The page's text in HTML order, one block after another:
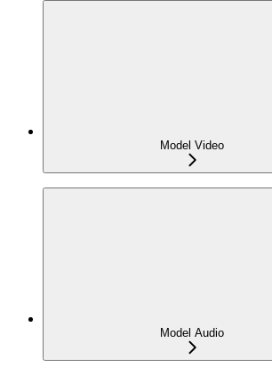
Model Video
Model Audio